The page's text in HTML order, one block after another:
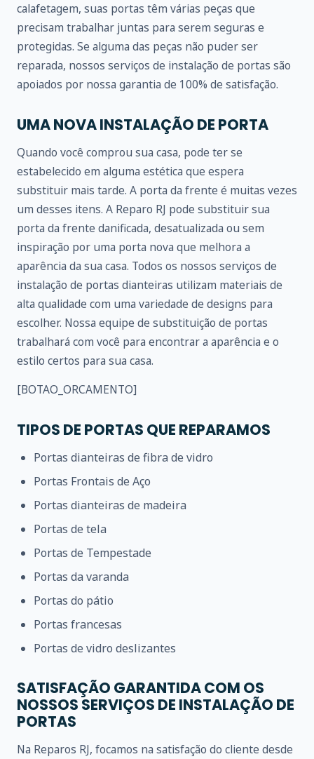
calafetagem, suas portas têm várias peças que
precisam trabalhar juntas para serem seguras e
protegidas. Se alguma das peças não puder ser
reparada, nossos serviços de instalação de portas são
apoiados por nossa garantia de 100% de satisfação.
UMA NOVA INSTALAÇÃO DE PORTA
Quando você comprou sua casa, pode ter se
estabelecido em alguma estética que espera
substituir mais tarde. A porta da frente é muitas vezes
um desses itens. A Reparo RJ pode substituir sua
porta da frente danificada, desatualizada ou sem
inspiração por uma porta nova que melhora a
aparência da sua casa. Todos os nossos serviços de
instalação de portas dianteiras utilizam materiais de
alta qualidade com uma variedade de designs para
escolher. Nossa equipe de substituição de portas
trabalhará com você para encontrar a aparência e o
estilo certos para sua casa.
[BOTAO_ORCAMENTO]
TIPOS DE PORTAS QUE REPARAMOS
Portas dianteiras de fibra de vidro
Portas Frontais de Aço
Portas dianteiras de madeira
Portas de tela
Portas de Tempestade
Portas da varanda
Portas do pátio
Portas francesas
Portas de vidro deslizantes
SATISFAÇÃO GARANTIDA COM OS
NOSSOS SERVIÇOS DE INSTALAÇÃO DE
PORTAS
Na Reparos RJ, focamos na satisfação do cliente desde